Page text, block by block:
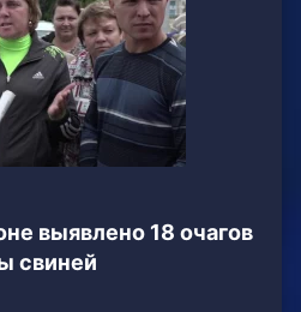
выявлено 18 очагов
свиней